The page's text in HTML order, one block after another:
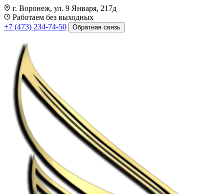
г. Воронеж, ул. 9 Января, 217д
Работаем без выходных
+7 (473) 234-74-50
Обратная связь